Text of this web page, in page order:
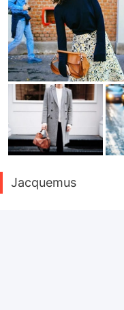
Jacquemus